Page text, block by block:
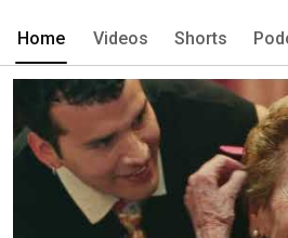
Home Videos Shorts